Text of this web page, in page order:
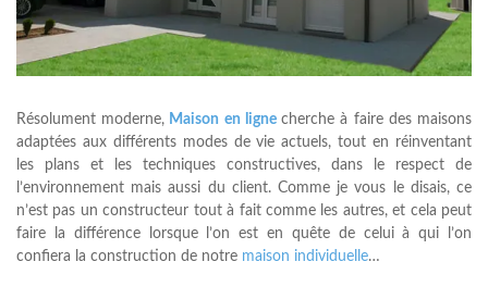
Résolument moderne, Maison en lignecherche à faire des maisons
adaptées aux différents modes de vie actuels, tout en réinventant
les plans et les techniques constructives, dans le respect de
l’environnement mais aussi du client. Comme je vous le disais, ce
n’est pas un constructeur tout à fait comme les autres, et cela peut
faire la différence lorsque l’on est en quête de celui à qui l’on
confiera la construction de notre maison individuelle…